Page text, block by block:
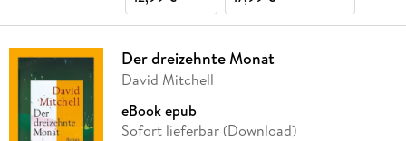
Der dreizehnte Monat
David Mitchell
eBook epub
Sofort lieferbar (Download)